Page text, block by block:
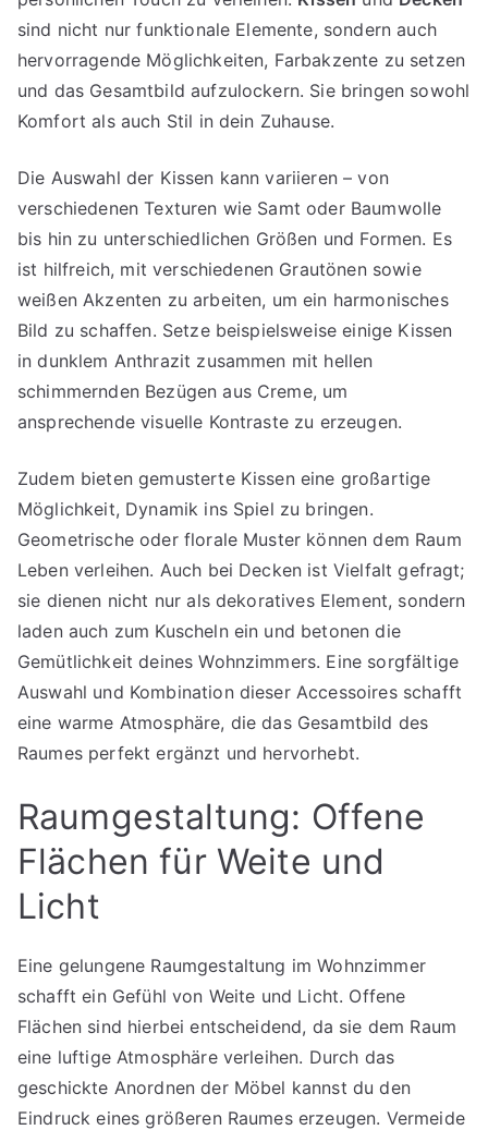
sind nicht nur funktionale Elemente, sondern auch
hervorragende Möglichkeiten, Farbakzente zu setzen
und das Gesamtbild aufzulockern. Sie bringen sowohl
Komfort als auch Stil in dein Zuhause.
Die Auswahl der Kissen kann variieren – von
verschiedenen Texturen wie Samt oder Baumwolle
bis hin zu unterschiedlichen Größen und Formen. Es
ist hilfreich, mit verschiedenen Grautönen sowie
weißen Akzenten zu arbeiten, um ein harmonisches
Bild zu schaffen. Setze beispielsweise einige Kissen
in dunklem Anthrazit zusammen mit hellen
schimmernden Bezügen aus Creme, um
ansprechende visuelle Kontraste zu erzeugen.
Zudem bieten gemusterte Kissen eine großartige
Möglichkeit, Dynamik ins Spiel zu bringen.
Geometrische oder florale Muster können dem Raum
Leben verleihen. Auch bei Decken ist Vielfalt gefragt;
sie dienen nicht nur als dekoratives Element, sondern
laden auch zum Kuscheln ein und betonen die
Gemütlichkeit deines Wohnzimmers. Eine sorgfältige
Auswahl und Kombination dieser Accessoires schafft
eine warme Atmosphäre, die das Gesamtbild des
Raumes perfekt ergänzt und hervorhebt.
Raumgestaltung: Offene
Flächen für Weite und
Licht
Eine gelungene Raumgestaltung im Wohnzimmer
schafft ein Gefühl von Weite und Licht. Offene
Flächen sind hierbei entscheidend, da sie dem Raum
eine luftige Atmosphäre verleihen. Durch das
geschickte Anordnen der Möbel kannst du den
Eindruck eines größeren Raumes erzeugen. Vermeide